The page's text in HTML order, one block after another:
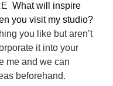
What will inspire
you visit my studio?
you like but aren’t
it into your
me and we can
beforehand.